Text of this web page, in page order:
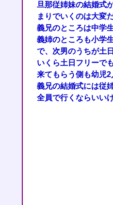
旦那従姉妹の結婚式
まりでいくのは大変
義兄のところは中学
義姉のところも小学
で、次男のうちが土
いくら土日フリーで
来てもらう側も幼児
義兄の結婚式には従
全員で行くならいい